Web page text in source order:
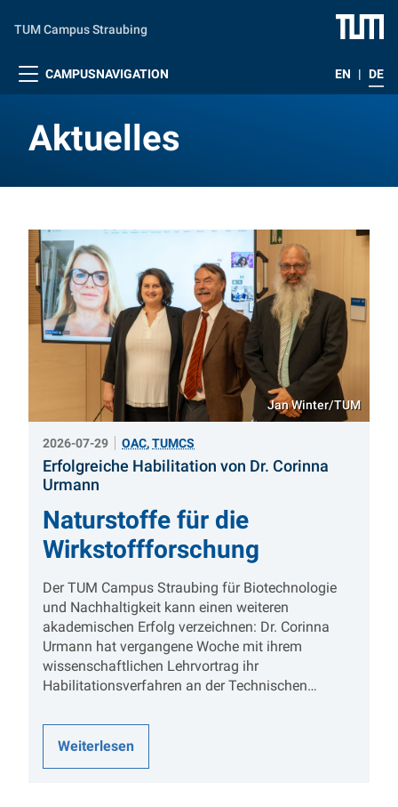
TUM Campus Straubing
CAMPUSNAVIGATION EN | DE
Aktuelles
Aktuelles
Jan Winter/TUM
2026-07-29 OAC,TUMCS
Erfolgreiche Habilitation von Dr. Corinna
Urmann
Naturstoffe für die
Wirkstoffforschung
Der TUM Campus Straubing für Biotechnologie
und Nachhaltigkeit kann einen weiteren
akademischen Erfolg verzeichnen: Dr. Corinna
Urmann hat vergangene Woche mit ihrem
wissenschaftlichen Lehrvortrag ihr
Habilitationsverfahren an der Technischen…
Weiterlesen